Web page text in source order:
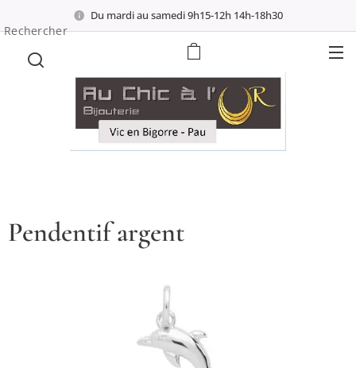
Du mardi au samedi 9h15-12h 14h-18h30
Rechercher
Pendentif argent